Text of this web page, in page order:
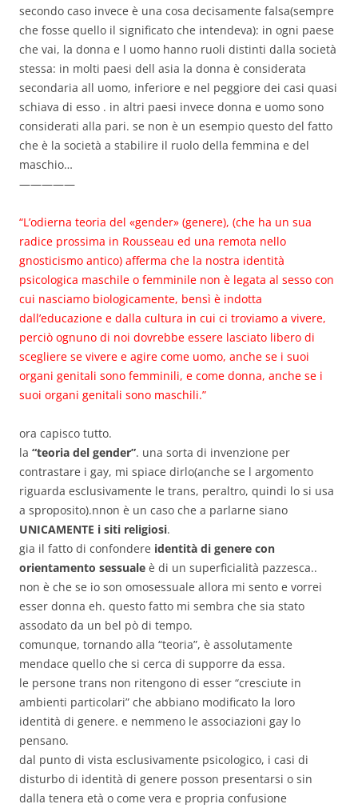
secondo caso invece è una cosa decisamente falsa(sempre
che fosse quello il significato che intendeva): in ogni paese
che vai, la donna e l uomo hanno ruoli distinti dalla società
stessa: in molti paesi dell asia la donna è considerata
secondaria all uomo, inferiore e nel peggiore dei casi quasi
schiava di esso . in altri paesi invece donna e uomo sono
considerati alla pari. se non è un esempio questo del fatto
che è la società a stabilire il ruolo della femmina e del
maschio…
—————
“L’odierna teoria del «gender» (genere), (che ha un sua
radice prossima in Rousseau ed una remota nello
gnosticismo antico) afferma che la nostra identità
psicologica maschile o femminile non è legata al sesso con
cui nasciamo biologicamente, bensì è indotta
dall’educazione e dalla cultura in cui ci troviamo a vivere,
perciò ognuno di noi dovrebbe essere lasciato libero di
scegliere se vivere e agire come uomo, anche se i suoi
organi genitali sono femminili, e come donna, anche se i
suoi organi genitali sono maschili.”
ora capisco tutto.
la “teoria del gender”. una sorta di invenzione per
contrastare i gay, mi spiace dirlo(anche se l argomento
riguarda esclusivamente le trans, peraltro, quindi lo si usa
a sproposito).nnon è un caso che a parlarne siano
UNICAMENTE i siti religiosi.
gia il fatto di confondere identità di genere con
orientamento sessuale è di un superficialità pazzesca..
non è che se io son omosessuale allora mi sento e vorrei
esser donna eh. questo fatto mi sembra che sia stato
assodato da un bel pò di tempo.
comunque, tornando alla “teoria”, è assolutamente
mendace quello che si cerca di supporre da essa.
le persone trans non ritengono di esser “cresciute in
ambienti particolari” che abbiano modificato la loro
identità di genere. e nemmeno le associazioni gay lo
pensano.
dal punto di vista esclusivamente psicologico, i casi di
disturbo di identità di genere posson presentarsi o sin
dalla tenera età o come vera e propria confusione